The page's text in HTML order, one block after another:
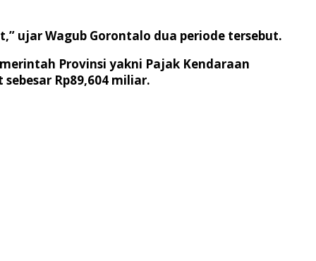
ujar Wagub Gorontalo dua periode tersebut.
Provinsi yakni Pajak Kendaraan
Rp89,604 miliar.